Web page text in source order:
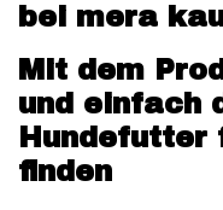
bei mera
Mit dem
und einfach
Hundefutter
finden